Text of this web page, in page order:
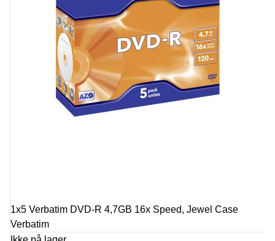
1x5 Verbatim DVD-R 4,7GB 16x Speed, Jewel Case
Verbatim